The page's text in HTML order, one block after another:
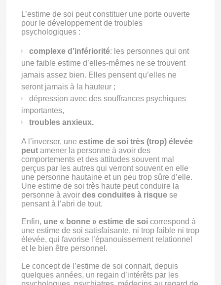
L’estime de soi peut constituer une porte ouverte
pour le développement de troubles
psychologiques :
complexe d’infériorité: les personnes qui ont
une faible estime d’elles-mêmes ne se trouvent
jamais assez bien. Elles pensent qu’elles ne
seront jamais à la hauteur ;
dépression avec des souffrances psychiques
importantes,
troubles anxieux.
A l’inverser, uneestime de soi très (trop) élevée
peut amener la personne à avoir des
comportements et des attitudes souvent mal
perçus par les autres qui verront souvent en elle
une personne hautaine et un peu trop sûre d’elle.
Une estime de soi très haute peut conduire la
personne à avoirdes conduites à risque se
pensant à l’abri de tout.
Enfin, une « bonne » estime de soi correspond à
une estime de soi satisfaisante, ni trop faible ni trop
élevée, qui favorise l’épanouissement relationnel
et le bien être personnel.
Le concept de l’estime de soi connait, depuis
quelques années, un regain d’intérêts par les